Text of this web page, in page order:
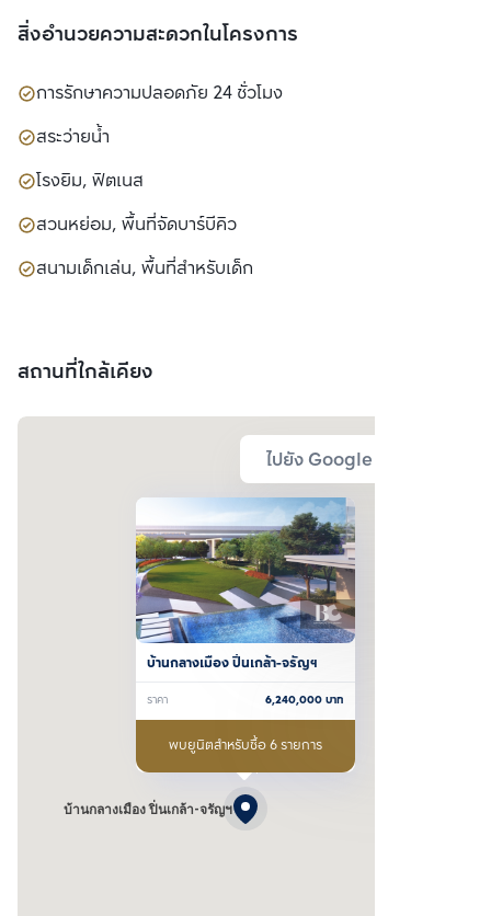
สิ่งอำนวยความสะดวกในโครงการ
การรักษาความปลอดภัย 24 ชั่วโมง
สระว่ายน้ำ
โรงยิม, ฟิตเนส
สวนหย่อม, พื้นที่จัดบาร์บีคิว
สนามเด็กเล่น, พื้นที่สำหรับเด็ก
สถานที่ใกล้เคียง
ไปยัง Google Map
บ้านกลางเมือง ปิ่นเกล้า-จรัญฯ
บ้านกลางเมือง ปิ่นเกล้า-จรัญฯ
ราคา 6,240,000 บาท
พบยูนิตสำหรับซื้อ 6 รายการ